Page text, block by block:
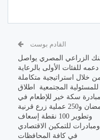
القادم بوست
الزراعي المصري يواصل
دعمه للفئات الأولى بالرعاية
خلال استراتيجية متكاملة
للمسئولية المجتمعية اطلاق
مبادرة سكة خير للإطعام في
رمضان و250 عملية زرع قرنية
وتطوير 100 نقطة إسعاف
ومبادرات للتمكين الاقتصادي
في كافة المحافظات